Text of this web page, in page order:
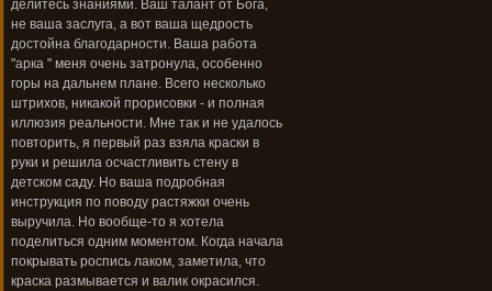
делитесь знаниями. Ваш талант от Бога,
не ваша заслуга, а вот ваша щедрость
достойна благодарности. Ваша работа
"арка " меня очень затронула, особенно
горы на дальнем плане. Всего несколько
штрихов, никакой прорисовки - и полная
иллюзия реальности. Мне так и не удалось
повторить, я первый раз взяла краски в
руки и решила осчастливить стену в
детском саду. Но ваша подробная
инструкция по поводу растяжки очень
выручила. Но вообще-то я хотела
поделиться одним моментом. Когда начала
покрывать роспись лаком, заметила, что
краска размывается и валик окрасился.